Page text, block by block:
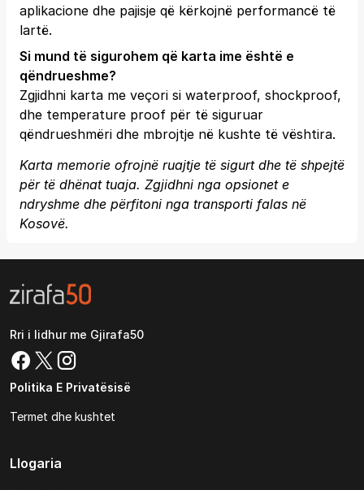
aplikacione dhe pajisje që kërkojnë performancë të
lartë.
Si mund të sigurohem që karta ime është e
qëndrueshme?
Zgjidhni karta me veçori si waterproof, shockproof,
dhe temperature proof për të siguruar
qëndrueshmëri dhe mbrojtje në kushte të vështira.
Karta memorie ofrojnë ruajtje të sigurt dhe të shpejtë
për të dhënat tuaja. Zgjidhni nga opsionet e
ndryshme dhe përfitoni nga transporti falas në
Kosovë.
Rri i lidhur me Gjirafa50
Politika E Privatësisë
Termet dhe kushtet
Llogaria